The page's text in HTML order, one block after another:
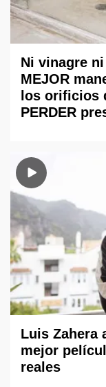
Ni vinagre
MEJOR
los orificios
PERDER
Luis Zahera
mejor
reales